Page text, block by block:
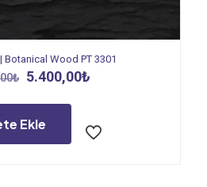
Botanical Wood PT 3301
₺ Orijinal
9.000,00₺.
5.400,00₺
Ekle